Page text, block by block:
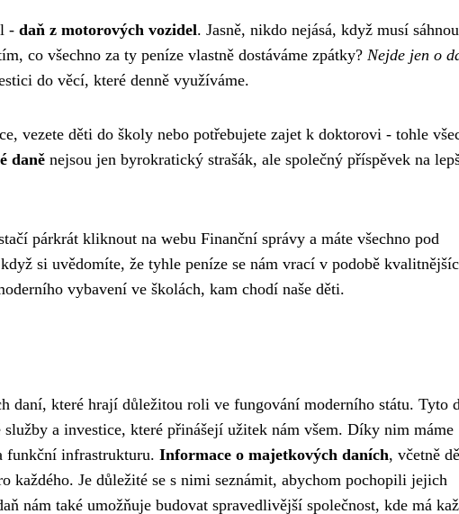
- daň z motorových vozidel. Jasně, nikdo nejásá, když musí
co všechno za ty peníze vlastně dostáváme zpátky? Nejde jen o
do věcí, které denně využíváme.
vezete děti do školy nebo potřebujete zajet k doktorovi - tohle
daně nejsou jen byrokratický strašák, ale společný příspěvek na
párkrát kliknout na webu Finanční správy a máte všechno pod
si uvědomíte, že tyhle peníze se nám vrací v podobě
vybavení ve školách, kam chodí naše děti.
daní, které hrají důležitou roli ve fungování moderního státu. Tyto
a investice, které přinášejí užitek nám všem. Díky nim máme
funkční infrastrukturu. Informace o majetkových daních, včetně
každého. Je důležité se s nimi seznámit, abychom pochopili jejich
nám také umožňuje budovat spravedlivější společnost, kde má